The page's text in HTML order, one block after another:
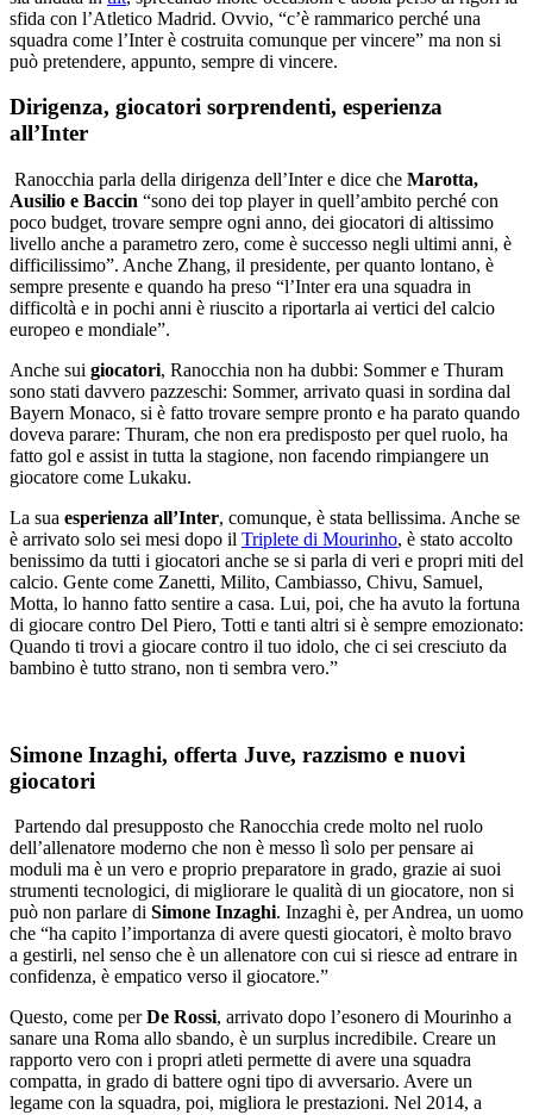
sfida con l’Atletico Madrid. Ovvio, “c’è rammarico perché una
squadra come l’Inter è costruita comunque per vincere” ma non si
può pretendere, appunto, sempre di vincere.
Dirigenza, giocatori sorprendenti, esperienza
all’Inter
Ranocchia parla della dirigenza dell’Inter e dice che Marotta,
Ausilio e Baccin “sono dei top player in quell’ambito perché con
poco budget, trovare sempre ogni anno, dei giocatori di altissimo
livello anche a parametro zero, come è successo negli ultimi anni, è
difficilissimo”. Anche Zhang, il presidente, per quanto lontano, è
sempre presente e quando ha preso “l’Inter era una squadra in
difficoltà e in pochi anni è riuscito a riportarla ai vertici del calcio
europeo e mondiale”.
Anche sui giocatori, Ranocchia non ha dubbi: Sommer e Thuram
sono stati davvero pazzeschi: Sommer, arrivato quasi in sordina dal
Bayern Monaco, si è fatto trovare sempre pronto e ha parato quando
doveva parare: Thuram, che non era predisposto per quel ruolo, ha
fatto gol e assist in tutta la stagione, non facendo rimpiangere un
giocatore come Lukaku.
La sua esperienza all’Inter, comunque, è stata bellissima. Anche se
è arrivato solo sei mesi dopo il Triplete di Mourinho, è stato accolto
benissimo da tutti i giocatori anche se si parla di veri e propri miti del
calcio. Gente come Zanetti, Milito, Cambiasso, Chivu, Samuel,
Motta, lo hanno fatto sentire a casa. Lui, poi, che ha avuto la fortuna
di giocare contro Del Piero, Totti e tanti altri si è sempre emozionato:
Quando ti trovi a giocare contro il tuo idolo, che ci sei cresciuto da
bambino è tutto strano, non ti sembra vero.”
Simone Inzaghi, offerta Juve, razzismo e nuovi
giocatori
Partendo dal presupposto che Ranocchia crede molto nel ruolo
dell’allenatore moderno che non è messo lì solo per pensare ai
moduli ma è un vero e proprio preparatore in grado, grazie ai suoi
strumenti tecnologici, di migliorare le qualità di un giocatore, non si
può non parlare di Simone Inzaghi. Inzaghi è, per Andrea, un uomo
che “ha capito l’importanza di avere questi giocatori, è molto bravo
a gestirli, nel senso che è un allenatore con cui si riesce ad entrare in
confidenza, è empatico verso il giocatore.”
Questo, come perDe Rossi, arrivato dopo l’esonero di Mourinho a
sanare una Roma allo sbando, è un surplus incredibile. Creare un
rapporto vero con i propri atleti permette di avere una squadra
compatta, in grado di battere ogni tipo di avversario. Avere un
legame con la squadra, poi, migliora le prestazioni. Nel 2014, a